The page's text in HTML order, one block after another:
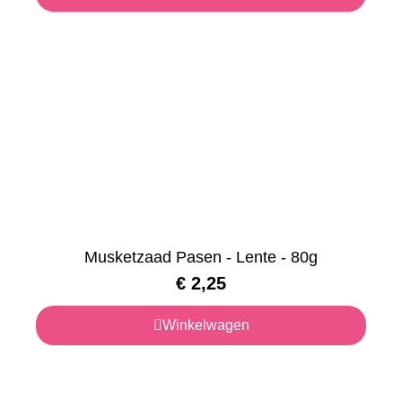
Musketzaad Pasen - Lente - 80g
€ 2,25
Winkelwagen